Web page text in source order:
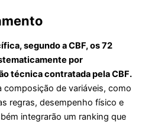
segundo a CBF, os 72
por
técnica contratada pela CBF.
composição de variáveis, como
regras, desempenho físico e
integrarão um ranking que